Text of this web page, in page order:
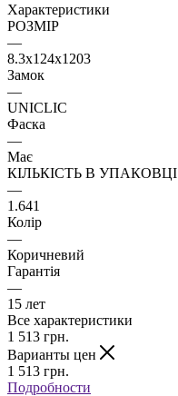
Характеристики
РОЗМІР
—
8.3x124x1203
Замок
—
UNICLIC
Фаска
—
Має
КІЛЬКІСТЬ В УПАКОВЦІ
—
1.641
Колір
—
Коричневий
Гарантія
—
15 лет
Все характеристики
1 513 грн.
Варианты цен
1 513 грн.
Подробности